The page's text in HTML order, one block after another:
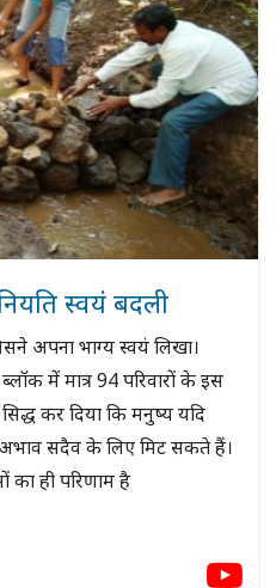
स्वयं बदली
अपना भाग्य स्वयं लिखा।
में मात्र 94 परिवारों के इस
कर दिया कि मनुष्य यदि
अभाव सदैव के लिए मिट सकते हैं।
का ही परिणाम है